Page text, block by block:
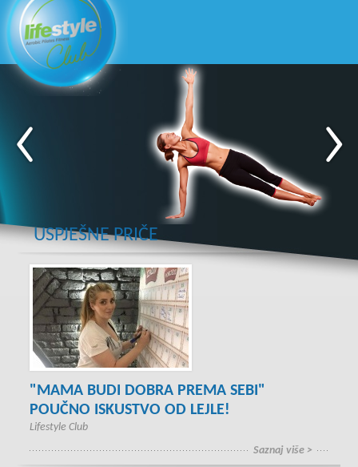
USPJEŠNE PRIČE
"MAMA BUDI DOBRA PREMA SEBI"
POUČNO ISKUSTVO OD LEJLE!
Lifestyle Club
Saznaj više >